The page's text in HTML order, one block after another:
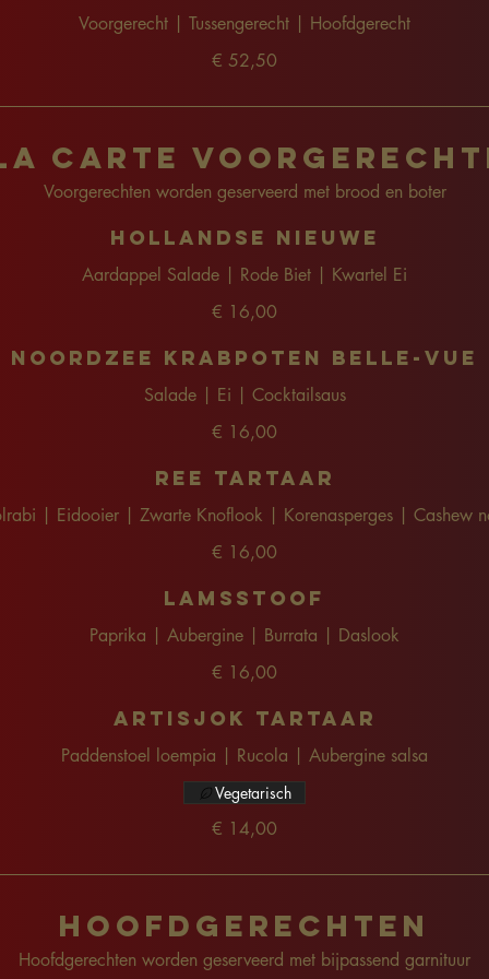
Voorgerecht | Tussengerecht | Hoofdgerecht
€ 52,50
carte
Voorgerechten worden geserveerd met brood en boter
Hollandse Nieuwe
Aardappel Salade | Rode Biet | Kwartel Ei
€ 16,00
Noordzee Krabpoten Belle-Vue
Salade | Ei | Cocktailsaus
€ 16,00
Ree Tartaar
| Eidooier | Zwarte Knoflook | Korenasperges | Cashew
€ 16,00
Lamsstoof
Paprika | Aubergine | Burrata | Daslook
€ 16,00
Artisjok Tartaar
Paddenstoel loempia | Rucola | Aubergine salsa
€ 14,00
Vegetarisch
Hoofdgerechten
Hoofdgerechten worden geserveerd met bijpassend garnituur